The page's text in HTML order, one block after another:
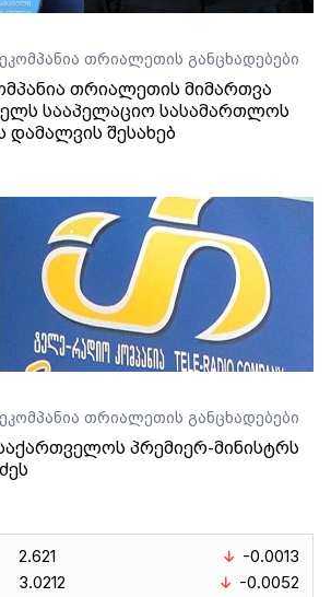
თრიალეთის განცხადებები
თრიალეთის მიმართვა
სააპელაციო სასამართლოს
დამალვის შესახებ
თრიალეთის განცხადებები
პრემიერ-მინისტრს
2.621
3.0212
-0.0013
-0.0052